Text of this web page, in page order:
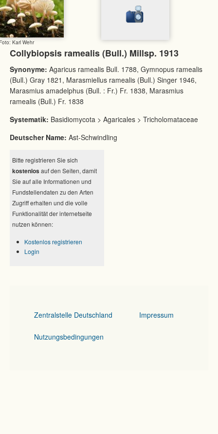
Karl Wehr
Collybiopsis ramealis (Bull.) Millsp. 1913
Synonyme: Agaricus ramealis Bull. 1788, Gymnopus ramealis
(Bull.) Gray 1821, Marasmiellus ramealis (Bull.) Singer 1946,
Marasmius amadelphus (Bull. : Fr.) Fr. 1838, Marasmius
ramealis (Bull.) Fr. 1838
Systematik: Basidiomycota > Agaricales > Tricholomataceae
Deutscher Name: Ast-Schwindling
Bitte registrieren Sie sich
kostenlos auf den Seiten, damit
Sie auf alle Informationen und
Fundstellendaten zu den Arten
Zugriff erhalten und die volle
Funktionalität der internetseite
nutzen können:
Kostenlos registrieren
Login
Zentralstelle Deutschland Impressum
Nutzungsbedingungen